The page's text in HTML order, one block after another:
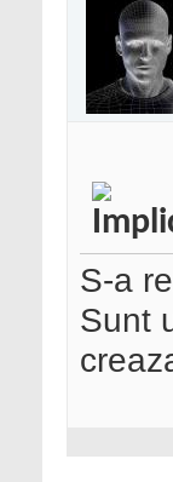
S-a
Sunt